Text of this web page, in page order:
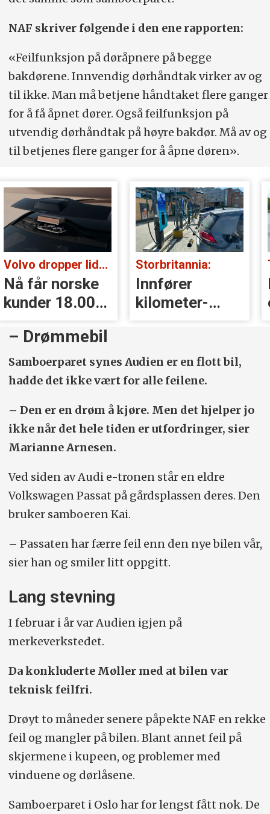
NAF skriver følgende i den ene rapporten:
«Feilfunksjon på døråpnere på begge
bakdørene. Innvendig dørhåndtak virker av og
til ikke. Man må betjene håndtaket flere ganger
for å få åpnet dører. Også feilfunksjon på
utvendig dørhåndtak på høyre bakdør. Må av og
til betjenes flere ganger for å åpne døren».
Volvo dropper lidar for godt:
norske
18.000
Storbritannia:
Innfører
kilometer­
avgift for
elbiler
Tatt i
på
– Drømmebil
Samboerparet synes Audien er en flott bil,
hadde det ikke vært for alle feilene.
– Den er en drøm å kjøre. Men det hjelper jo
ikke når det hele tiden er utfordringer, sier
Marianne Arnesen.
Ved siden av Audi e-tronen står en eldre
Volkswagen Passat på gårdsplassen deres. Den
bruker samboeren Kai.
– Passaten har færre feil enn den nye bilen vår,
sier han og smiler litt oppgitt.
Lang stevning
I februar i år var Audien igjen på
merkeverkstedet.
Da konkluderte Møller med at bilen var
teknisk feilfri.
Drøyt to måneder senere påpekte NAF en rekke
feil og mangler på bilen. Blant annet feil på
skjermene i kupeen, og problemer med
vinduene og dørlåsene.
Samboerparet i Oslo har for lengst fått nok. De